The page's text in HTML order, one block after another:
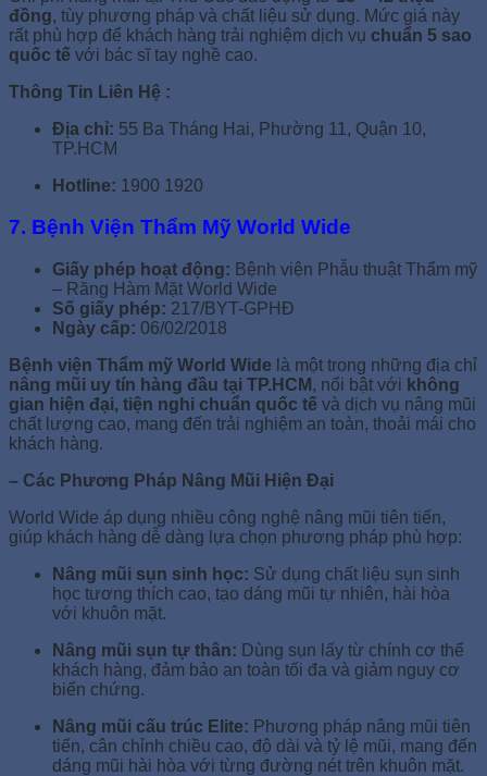
đồng, tùy phương pháp và chất liệu sử dụng. Mức giá này
rất phù hợp để khách hàng trải nghiệm dịch vụ chuẩn 5 sao
quốc tế với bác sĩ tay nghề cao.
Thông Tin Liên Hệ :
Địa chỉ: 55 Ba Tháng Hai, Phường 11, Quận 10,
TP.HCM
Hotline: 1900 1920
7. Bệnh Viện Thẩm Mỹ World Wide
Giấy phép hoạt động: Bệnh viện Phẫu thuật Thẩm mỹ
– Răng Hàm Mặt World Wide
Số giấy phép: 217/BYT-GPHĐ
Ngày cấp: 06/02/2018
Bệnh viện Thẩm mỹ World Wide là một trong những địa chỉ
nâng mũi uy tín hàng đầu tại TP.HCM , nổi bật với không
gian hiện đại, tiện nghi chuẩn quốc tế và dịch vụ nâng mũi
chất lượng cao, mang đến trải nghiệm an toàn, thoải mái cho
khách hàng.
– Các Phương Pháp Nâng Mũi Hiện Đại
World Wide áp dụng nhiều công nghệ nâng mũi tiên tiến,
giúp khách hàng dễ dàng lựa chọn phương pháp phù hợp:
Nâng mũi sụn sinh học: Sử dụng chất liệu sụn sinh
học tương thích cao, tạo dáng mũi tự nhiên, hài hòa
với khuôn mặt.
Nâng mũi sụn tự thân: Dùng sụn lấy từ chính cơ thể
khách hàng, đảm bảo an toàn tối đa và giảm nguy cơ
biến chứng.
Nâng mũi cấu trúc Elite: Phương pháp nâng mũi tiên
tiến, cân chỉnh chiều cao, độ dài và tỷ lệ mũi, mang đến
dáng mũi hài hòa với từng đường nét trên khuôn mặt.